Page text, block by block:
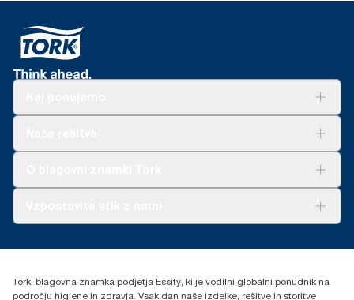
Essity Hungary Kft. Professional Hygiene
Budakeszi út 51.
Tork, blagovna znamka podjetja Essity, ki je vodilni globalni ponudnik na
področju higiene in zdravja. Vsak dan naše izdelke, rešitve in storitve